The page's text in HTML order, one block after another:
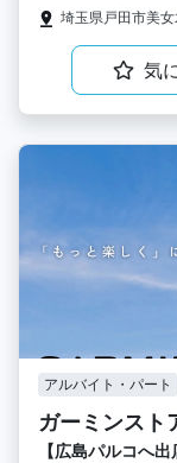
埼玉県戸田市美
気
アルバイト・パート
ガーミンスト
【広島パルコへ